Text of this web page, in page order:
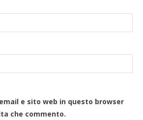
e sito web in questo browser
che commento.